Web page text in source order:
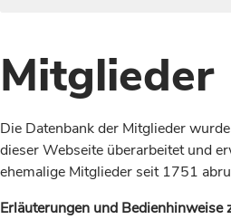
Mitglieder
Die Datenbank der Mitglieder
dieser Webseite überarbeitet und
ehemalige Mitglieder seit 1751
Erläuterungen und Bedienhinweise